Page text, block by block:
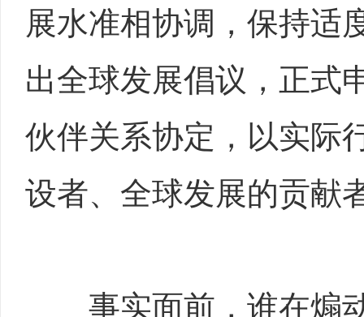
展水准相协调，保持适
出全球发展倡议，正式
伙伴关系协定，以实际
设者、全球发展的贡献
事实面前，谁在煽动